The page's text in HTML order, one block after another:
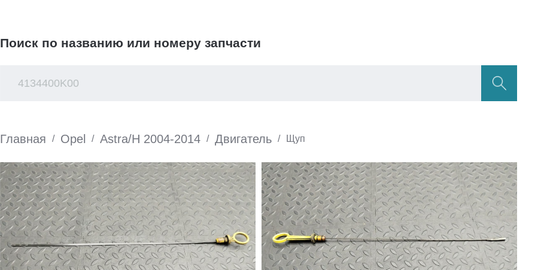
Поиск по названию или номеру запчасти
Главная / Opel / Astra/H 2004-2014 / Двигатель / Щуп